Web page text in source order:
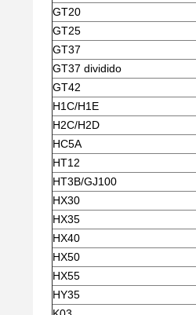
GT20
GT25
GT37
GT37 dividido
GT42
H1C/H1E
H2C/H2D
HC5A
HT12
HT3B/GJ100
HX30
HX35
HX40
HX50
HX55
HY35